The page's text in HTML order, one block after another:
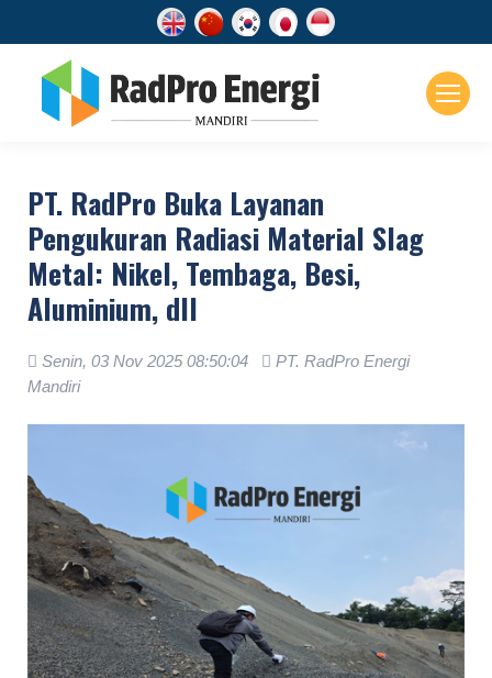
Selamat datang di website PT. RadPro
PT. RadPro Buka Layanan
Pengukuran Radiasi Material Slag
Metal: Nikel, Tembaga, Besi,
Aluminium, dll
Senin, 03 Nov 2025 08:50:04
PT. RadPro Energi
Mandiri